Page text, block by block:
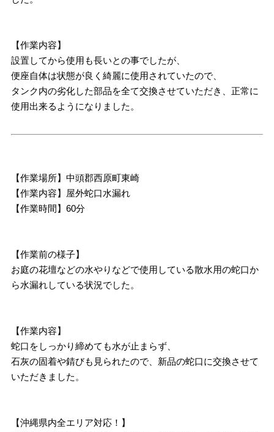
【作業内容】
設置してから使用も長いとの事でしたが、
便座自体は状態が良く綺麗に使用されていたので、
タンク内の劣化した部品を全て交換させていただき、正常に
使用出来るようになりました。
【作業場所】中頭郡西原町東崎
【作業内容】屋外蛇口水漏れ
【作業時間】60分
【作業前の様子】
お庭の花壇などの水やりなどで使用している散水用の蛇口か
ら水漏れしている状況でした。
【作業内容】
蛇口をしっかり締めても水が止まらず、
石灰の固着や錆びも見られたので、新品の蛇口に交換させて
いただきました。
【沖縄県内全エリア対応！】